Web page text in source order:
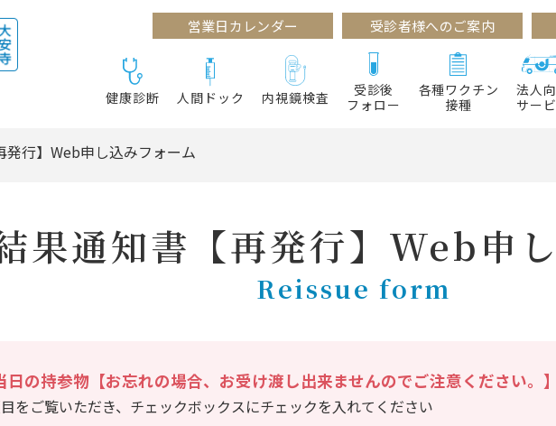
営業日カレンダー 受診者様へのご案内
健康診断 人間ドック 内視鏡検査
受診後
フォロー
各種ワクチン
接種
法人
サー
発行】Web申し込みフォーム
果通知書【再発行】 Web申
Reissue form
日の持参物【お忘れの場合、お受け渡し出来ませんのでご注意ください。
をご覧いただき、チェックボックスにチェックを入れてください